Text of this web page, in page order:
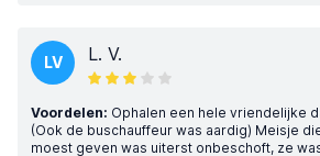
LV L. V.
Voordelen: Ophalen een hele vriendelijke
(Ook de buschauffeur was aardig) Meisje
moest geven was uiterst onbeschoft, ze